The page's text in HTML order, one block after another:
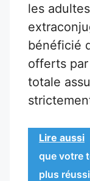
les
bénéficié
offerts par
totale
Lire aussi
que votre
plus